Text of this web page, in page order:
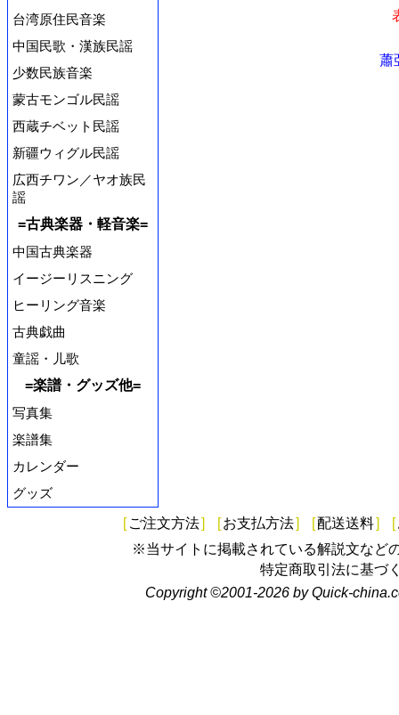
台湾原住民音楽
中国民歌・漢族民謡
少数民族音楽
蒙古モンゴル民謡
西蔵チベット民謡
新疆ウィグル民謡
広西チワン／ヤオ族民
謡
=古典楽器・軽音楽=
中国古典楽器
イージーリスニング
ヒーリング音楽
古典戯曲
童謡・儿歌
=楽譜・グッズ他=
写真集
楽譜集
カレンダー
グッズ
蕭
[ ご注文方法] [お支払方法] [配送送料] [
※当サイトに掲載されている解説文など
特定商取引法に基づ
Copyright ©2001-2026 by Quick-